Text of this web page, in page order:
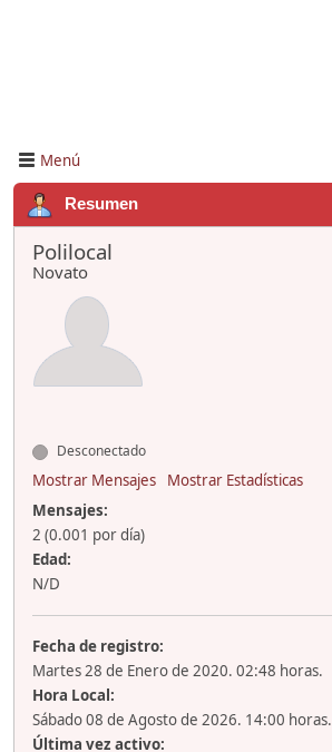
Menú
Resumen
Polilocal
Novato
Desconectado
Mostrar Mensajes
Mostrar Estadísticas
Mensajes:
2 (0.001 por día)
Edad:
N/D
Fecha de registro:
Martes 28 de Enero de 2020. 02:48 horas.
Hora Local:
Sábado 08 de Agosto de 2026. 14:00 horas.
Última vez activo: